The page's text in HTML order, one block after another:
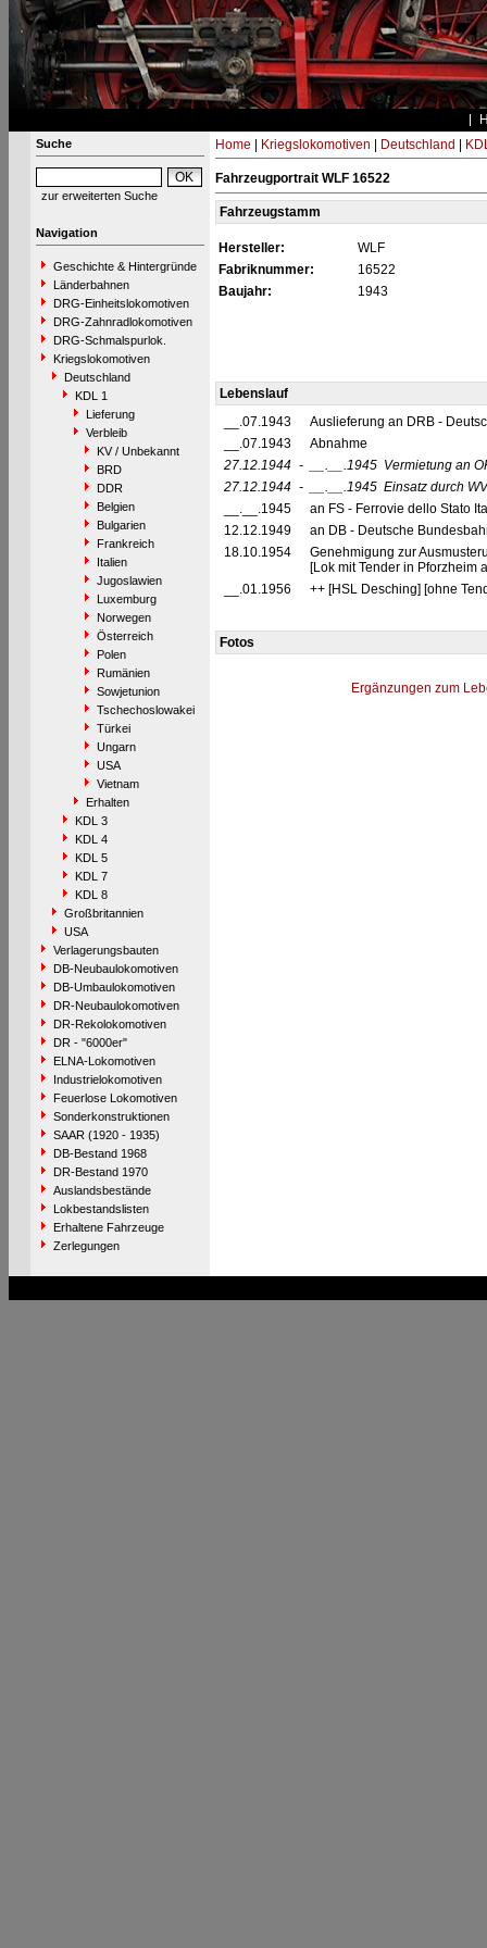
Suche
zur erweiterten Suche
Navigation
Geschichte & Hintergründe
Länderbahnen
DRG-Einheitslokomotiven
DRG-Zahnradlokomotiven
DRG-Schmalspurlok.
Kriegslokomotiven
Deutschland
KDL 1
Lieferung
Verbleib
KV / Unbekannt
BRD
DDR
Belgien
Bulgarien
Frankreich
Italien
Jugoslawien
Luxemburg
Norwegen
Österreich
Polen
Rumänien
Sowjetunion
Tschechoslowakei
Türkei
Ungarn
USA
Vietnam
Erhalten
KDL 3
KDL 4
KDL 5
KDL 7
KDL 8
Großbritannien
USA
Verlagerungsbauten
DB-Neubaulokomotiven
DB-Umbaulokomotiven
DR-Neubaulokomotiven
DR-Rekolokomotiven
DR - "6000er"
ELNA-Lokomotiven
Industrielokomotiven
Feuerlose Lokomotiven
Sonderkonstruktionen
SAAR (1920 - 1935)
DB-Bestand 1968
DR-Bestand 1970
Auslandsbestände
Lokbestandslisten
Erhaltene Fahrzeuge
Zerlegungen
Home Kriegslokomotiven Deutschland
Fahrzeugportrait WLF 16522
Fahrzeugstamm
Hersteller:
WLF
Fabriknummer:
16522
Baujahr:
1943
Lebenslauf
__.07.1943
Auslieferung an DRB -
__.07.1943
Abnahme
27.12.1944 - __.__.1945 Vermietung an
27.12.1944 - __.__.1945 Einsatz durch
__.__.1945
an FS - Ferrovie dello Stato
12.12.1949
an DB - Deutsche
18.10.1954
Genehmigung zur
[Lok mit Tender in Pforzheim
__.01.1956
++ [HSL Desching] [ohne
Fotos
Ergänzungen zum